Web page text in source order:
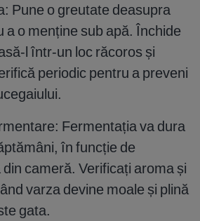
Pune o greutate deasupra
a o menține sub apă. Închide
l într-un loc răcoros și
periodic pentru a preveni
Fermentația va dura
în funcție de
cameră. Verificați aroma și
varza devine moale și plină
gata.